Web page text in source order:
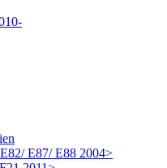
E87/ E88 2004>